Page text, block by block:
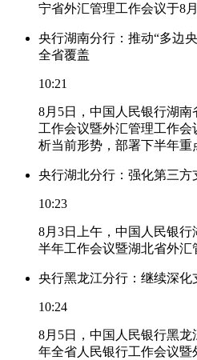
宁省外汇管理工作会议于8月
央行湖南分行：推动“多边
全省覆盖
10:21
8月5日，中国人民银行湖南
工作会议暨外汇管理工作
析当前形势，部署下半年重
央行湖北分行：强化第三方
10:23
8月3日上午，中国人民银行
半年工作会议暨湖北省外汇
央行黑龙江分行：继续深化
10:24
8月5日，中国人民银行黑龙
年全省人民银行工作会议